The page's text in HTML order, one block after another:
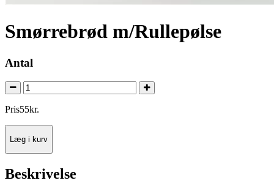
Smørrebrød m/Rullepølse
Antal
Pris55kr.
Læg i kurv
Beskrivelse